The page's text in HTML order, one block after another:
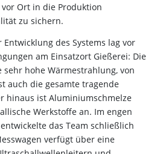
Ort in die Produktion
zu sichern.
des Systems lag vor
am Einsatzort Gießerei: Die
sehr hohe Wärmestrahlung, von
auch die gesamte tragende
hinaus ist Aluminiumschmelze
Werkstoffe an. Im engen
das Team schließlich
verfügt über eine